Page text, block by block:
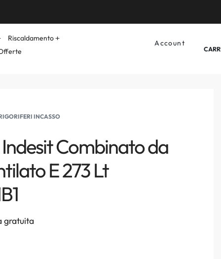
Riscaldamento
Account
INCASSO
Combinato da
E 273 Lt
gratuita